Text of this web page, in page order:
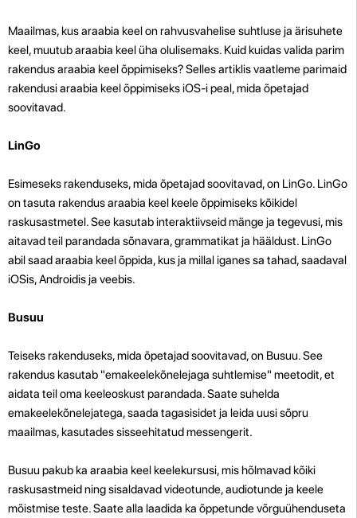
Maailmas, kus araabia keel on rahvusvahelise suhtluse ja ärisuhete
keel, muutub araabia keel üha olulisemaks. Kuid kuidas valida parim
rakendus araabia keel õppimiseks? Selles artiklis vaatleme parimaid
rakendusi araabia keel õppimiseks iOS-i peal, mida õpetajad
soovitavad.
LinGo
Esimeseks rakenduseks, mida õpetajad soovitavad, on LinGo. LinGo
on tasuta rakendus araabia keel keele õppimiseks kõikidel
raskusastmetel. See kasutab interaktiivseid mänge ja tegevusi, mis
aitavad teil parandada sõnavara, grammatikat ja hääldust. LinGo
abil saad araabia keel õppida, kus ja millal iganes sa tahad, saadaval
iOSis, Androidis ja veebis.
Busuu
Teiseks rakenduseks, mida õpetajad soovitavad, on Busuu. See
rakendus kasutab "emakeelekõnelejaga suhtlemise" meetodit, et
aidata teil oma keeleoskust parandada. Saate suhelda
emakeelekõnelejatega, saada tagasisidet ja leida uusi sõpru
maailmas, kasutades sisseehitatud messengerit.
Busuu pakub ka araabia keel keelekursusi, mis hõlmavad kõiki
raskusastmeid ning sisaldavad videotunde, audiotunde ja keele
mõistmise teste. Saate alla laadida ka õppetunde võrguühenduseta